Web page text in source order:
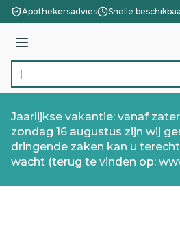
Ga naar de inhoud
Apothekersadvies Snelle
Menu
Product, merk, categorie...
Jaarlijkse vakantie: vanaf
zondag 16 augustus zijn wij
dringende zaken kan u
wacht (terug te vinden op: